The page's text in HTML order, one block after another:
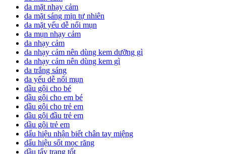
da mặt nhạy cảm
da mặt sáng mịn tự nhiên
da mặt yếu dễ nổi mụn
da mụn nhạy cảm
da nhạy cảm
da nhạy cảm nên dùng kem dưỡng gì
da nhạy cảm nên dùng kem gì
da trắng sáng
da yếu dễ nổi mụn
dầu gội cho bé
dầu gội cho em bé
dầu gội cho trẻ em
dầu gội đầu trẻ em
dầu gội trẻ em
dấu hiệu nhận biết chân tay miệng
dấu hiệu sốt mọc răng
dầu tẩy trang tốt